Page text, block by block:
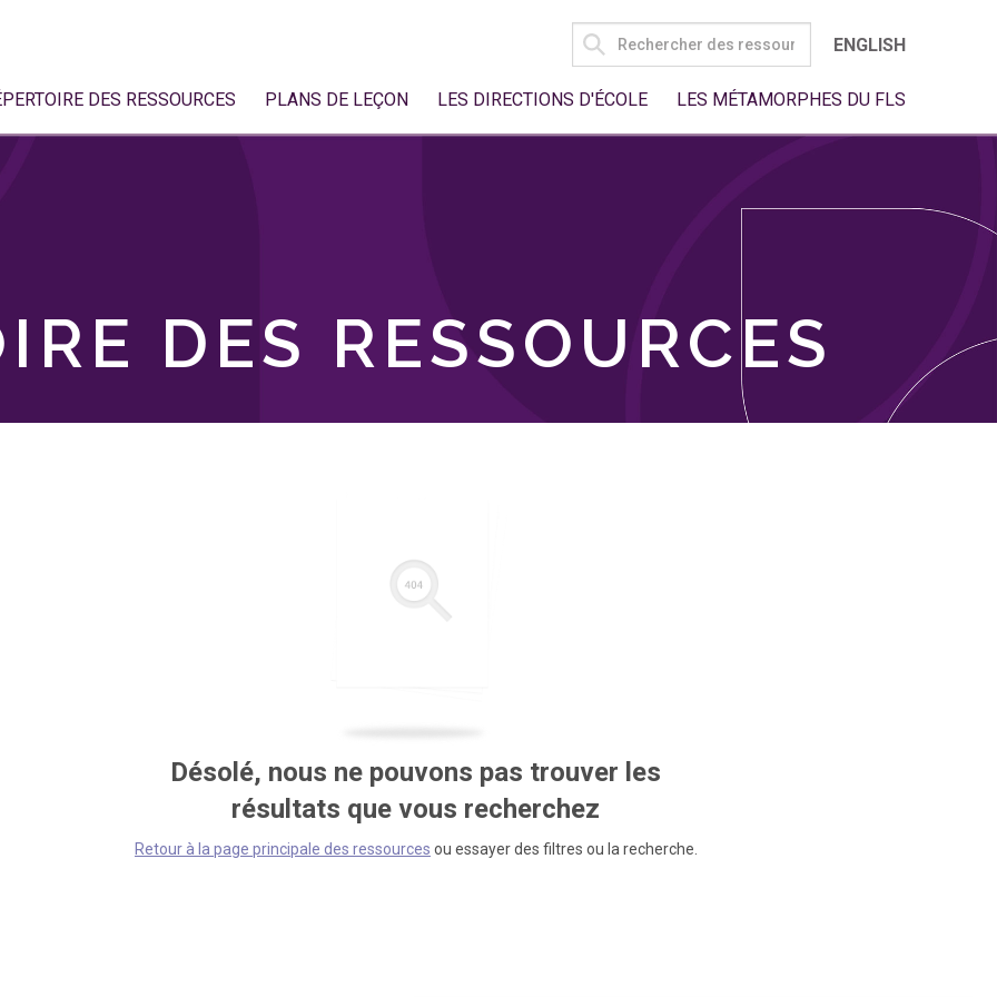
SEARCH
FOR:
ENGLISH
DES RESSOURCES PLANS DE LEÇON LES DIRECTIONS D'ÉCOLE LES MÉTAMORPHES DU FLS
DES RESSOURCES
Désolé, nous ne pouvons pas trouver les
résultats que vous recherchez
Retour à la page principale des ressources ou essayer des filtres ou la recherche.